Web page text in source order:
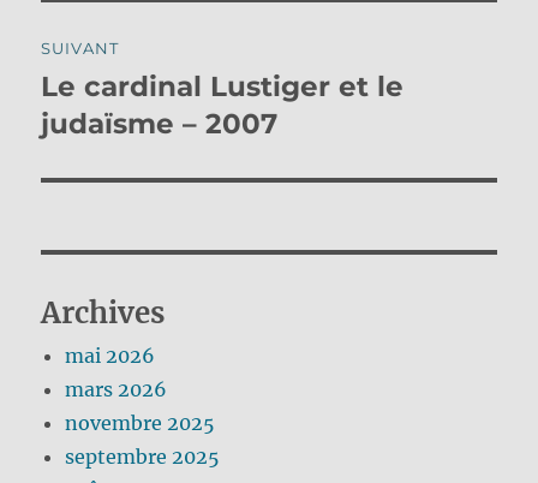
SUIVANT
Publication
suivante :
Le cardinal Lustiger et le
judaïsme – 2007
Archives
mai 2026
mars 2026
novembre 2025
septembre 2025